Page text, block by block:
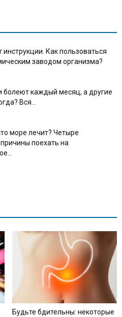
инструкции. Как пользоваться
заводом организма?
болеют каждый месяц, а другие
Вся...
море лечит? Четыре
поехать на
Будьте бдительны: некоторые